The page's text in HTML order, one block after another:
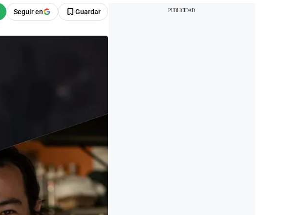
Seguir en Guardar